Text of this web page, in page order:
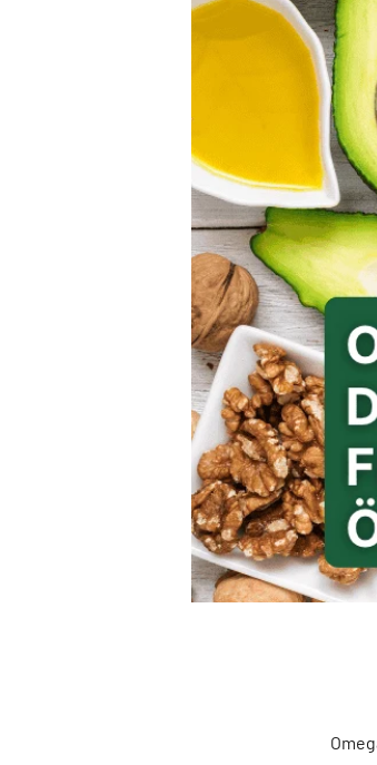
Omega 3 - Kau-Kapsel für Kinder